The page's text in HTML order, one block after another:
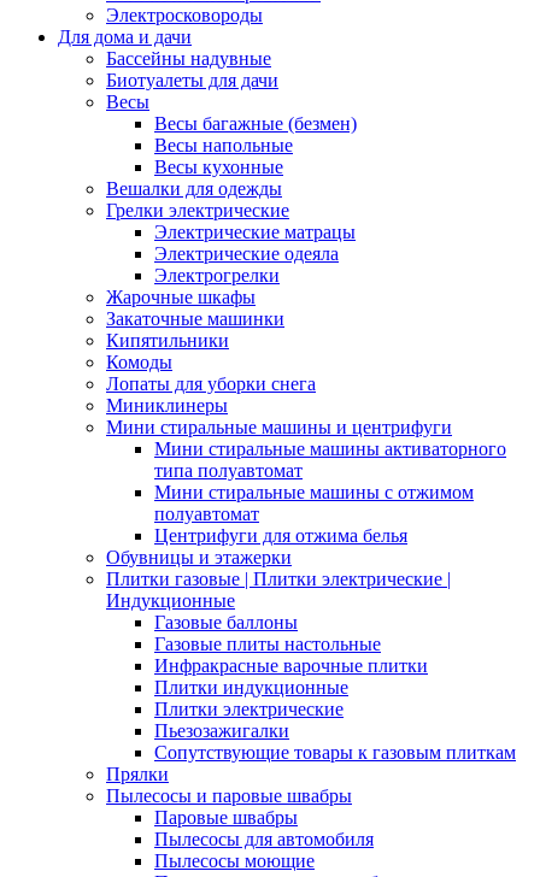
Электросковороды
Для дома и дачи
Бассейны надувные
Биотуалеты для дачи
Весы
Весы багажные (безмен)
Весы напольные
Весы кухонные
Вешалки для одежды
Грелки электрические
Электрические матрацы
Электрические одеяла
Электрогрелки
Жарочные шкафы
Закаточные машинки
Кипятильники
Комоды
Лопаты для уборки снега
Миниклинеры
Мини стиральные машины и центрифуги
Мини стиральные машины активаторного
типа полуавтомат
Мини стиральные машины с отжимом
полуавтомат
Центрифуги для отжима белья
Обувницы и этажерки
Плитки газовые | Плитки электрические |
Индукционные
Газовые баллоны
Газовые плиты настольные
Инфракрасные варочные плитки
Плитки индукционные
Плитки электрические
Пьезозажигалки
Сопутствующие товары к газовым плиткам
Прялки
Пылесосы и паровые швабры
Паровые швабры
Пылесосы для автомобиля
Пылесосы моющие